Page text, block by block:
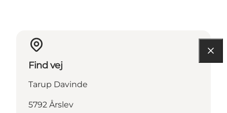
Find vej
Tarup Davinde
5792 Årslev